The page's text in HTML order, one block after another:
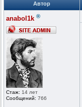
Автор
anabol1k ®
Стаж: 14 лет
Сообщений: 766